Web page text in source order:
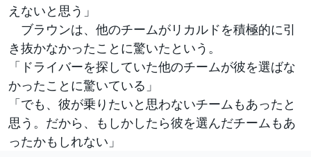
えないと思う」
ブラウンは、他のチームがリカルドを積極的に引
き抜かなかったことに驚いたという。
「ドライバーを探していた他のチームが彼を選ばな
かったことに驚いている」
「でも、彼が乗りたいと思わないチームもあったと
思う。だから、もしかしたら彼を選んだチームもあ
ったかもしれない」